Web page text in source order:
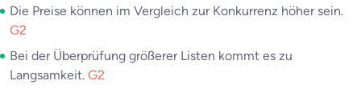
Die Preise können im Vergleich zur Konkurrenz höher sein.
G2
Bei der Überprüfung größerer Listen kommt es zu
Langsamkeit. G2